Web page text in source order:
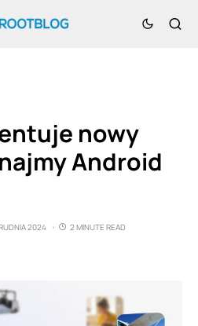
nowy
Android
2024
2 MINUTE READ